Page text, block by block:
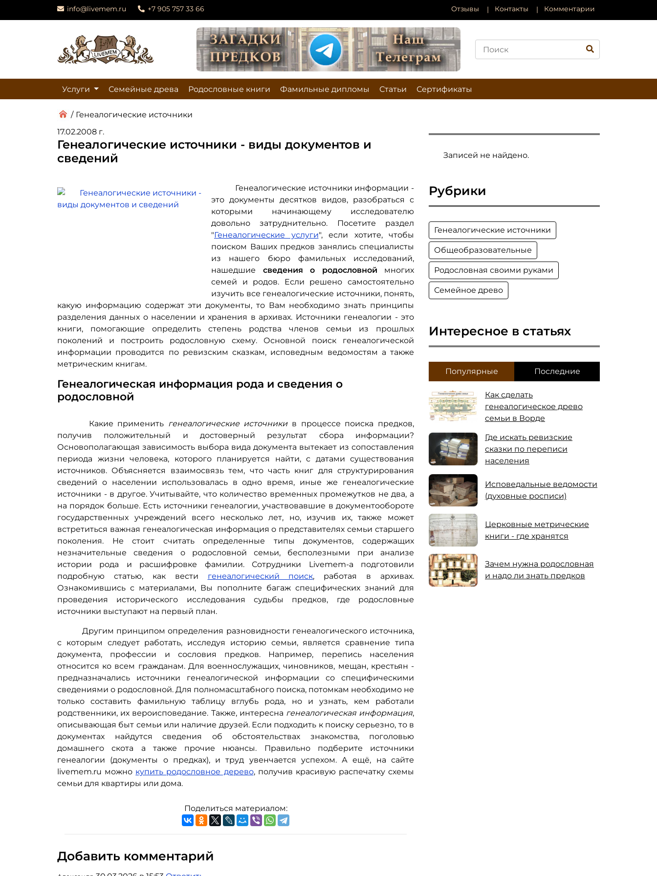
info@livemem.ru +7 905 757 33 66 Отзывы Контакты Комментарии
Услуги Семейные древа Родословные книги Фамильные дипломы Статьи Сертификаты
/ Генеалогические источники
17.02.2008 г.
Генеалогические источники - виды документов и
сведений
Генеалогические источники информации -
это документы десятков видов, разобраться с
которыми начинающему исследователю
довольно затруднительно. Посетите раздел
"Генеалогические услуги", если хотите, чтобы
поиском Ваших предков занялись специалисты
из нашего бюро фамильных исследований,
нашедшие сведения о родословной многих
семей и родов. Если решено самостоятельно
изучить все генеалогические источники, понять,
какую информацию содержат эти документы, то Вам необходимо знать принципы
разделения данных о населении и хранения в архивах. Источники генеалогии - это
книги, помогающие определить степень родства членов семьи из прошлых
поколений и построить родословную схему. Основной поиск генеалогической
информации проводится по ревизским сказкам, исповедным ведомостям а также
метрическим книгам.
Генеалогическая информация рода и сведения о
родословной
Какие применить генеалогические источникив процессе поиска предков,
получив положительный и достоверный результат сбора информации?
Основополагающая зависимость выбора вида документа вытекает из сопоставления
периода жизни человека, которого планируется найти, с датами существования
источников. Объясняется взаимосвязь тем, что часть книг для структурирования
сведений о населении использовалась в одно время, иные же генеалогические
источники - в другое. Учитывайте, что количество временных промежутков не два, а
на порядок больше. Есть источники генеалогии, участвовавшие в документообороте
государственных учреждений всего несколько лет, но, изучив их, также может
встретиться важная генеалогическая информация о представителях семьи старшего
поколения. Не стоит считать определенные типы документов, содержащих
незначительные сведения о родословной семьи, бесполезными при анализе
истории рода и расшифровке фамилии. Сотрудники Livemem-а подготовили
подробную статью, как вести генеалогический поиск, работая в архивах.
Ознакомившись с материалами, Вы пополните багаж специфических знаний для
проведения исторического исследования судьбы предков, где родословные
источники выступают на первый план.
Другим принципом определения разновидности генеалогического источника,
с которым следует работать, исследуя историю семьи, является сравнение типа
документа, профессии и сословия предков. Например, перепись населения
относится ко всем гражданам. Для военнослужащих, чиновников, мещан, крестьян -
предназначались источники генеалогической информации со специфическими
сведениями о родословной. Для полномасштабного поиска, потомкам необходимо не
только составить фамильную таблицу вглубь рода, но и узнать, кем работали
родственники, их вероисповедание. Также, интересна генеалогическая информация,
описывающая быт семьи или наличие друзей. Если подходить к поиску серьезно, то в
документах найдутся сведения об обстоятельствах знакомства, поголовью
домашнего скота а также прочие нюансы. Правильно подберите источники
генеалогии (документы о предках), и труд увенчается успехом. А ещё, на сайте
livemem.ru можно купить родословное дерево, получив красивую распечатку схемы
семьи для квартиры или дома.
Поделиться материалом:
Добавить комментарий
Записей не найдено.
Рубрики
Генеалогические источники
Общеобразовательные
Родословная своими руками
Семейное древо
Интересное в статьях
Популярные Последние
Как сделать
генеалогическое древо
семьи в Ворде
Где искать ревизские
сказки по переписи
населения
Исповедальные ведомости
(духовные росписи)
Церковные метрические
книги - где хранятся
Зачем нужна родословная
и надо ли знать предков